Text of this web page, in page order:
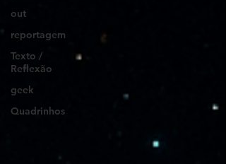
out
reportagem
Texto /
Reflexão
geek
Quadrinhos